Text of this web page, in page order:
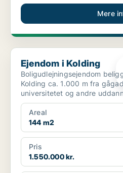
Mere
Ejendom i Kolding
Ejendom i Kolding
Boligudlejningsejendom
Kolding ca. 1.000 m fra
universitetet og andre
...
Areal
144 m2
Pris
1.550.000 kr.